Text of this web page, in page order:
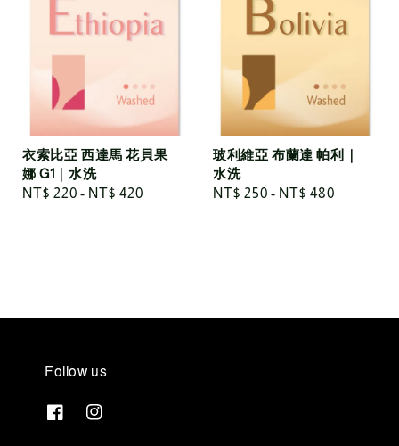
衣索比亞 西達馬 花貝果
娜 G1｜水洗
Regular
NT$ 220 - NT$ 420
玻利維亞 布蘭達 帕利｜
水洗
Regular
NT$ 250 - NT$ 480
Follow us